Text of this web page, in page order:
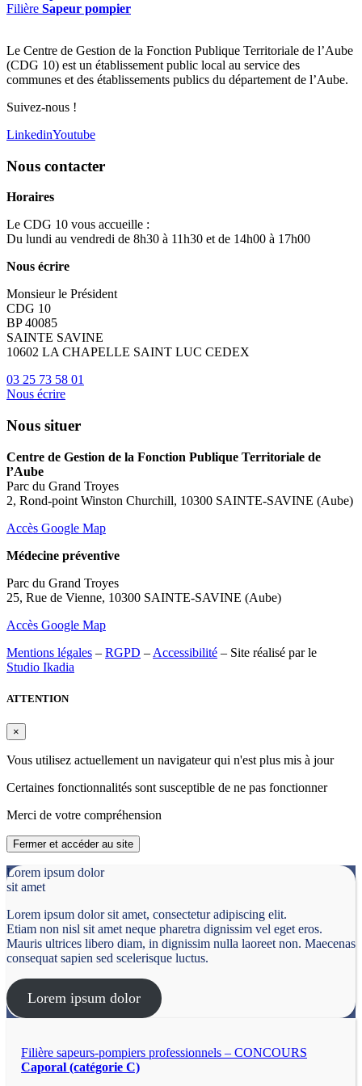
Filière Sapeur pompier
Le Centre de Gestion de la Fonction Publique Territoriale de l’Aube
(CDG 10) est un établissement public local au service des
communes et des établissements publics du département de l’Aube.
Suivez-nous !
LinkedinYoutube
Nous contacter
Horaires
Le CDG 10 vous accueille :
Du lundi au vendredi de 8h30 à 11h30 et de 14h00 à 17h00
Nous écrire
Monsieur le Président
CDG 10
BP 40085
SAINTE SAVINE
10602 LA CHAPELLE SAINT LUC CEDEX
03 25 73 58 01
Nous écrire
Nous situer
Centre de Gestion de la Fonction Publique Territoriale de
l’Aube
Parc du Grand Troyes
2, Rond-point Winston Churchill, 10300 SAINTE-SAVINE (Aube)
Accès Google Map
Médecine préventive
Parc du Grand Troyes
25, Rue de Vienne, 10300 SAINTE-SAVINE (Aube)
Accès Google Map
Mentions légales – RGPD – Accessibilité – Site réalisé par le
Studio Ikadia
ATTENTION
×
Vous utilisez actuellement un navigateur qui n'est plus mis à jour
Certaines fonctionnalités sont susceptible de ne pas fonctionner
Merci de votre compréhension
Fermer et accéder au site
Lorem ipsum dolor
sit amet
Lorem ipsum dolor sit amet, consectetur adipiscing elit.
Etiam non nisl sit amet neque pharetra dignissim vel eget eros.
Mauris ultrices libero diam, in dignissim nulla laoreet non. Maecenas
consequat sapien sed scelerisque luctus.
Lorem ipsum dolor
Filière sapeurs-pompiers professionnels – CONCOURS
Caporal (catégorie C)